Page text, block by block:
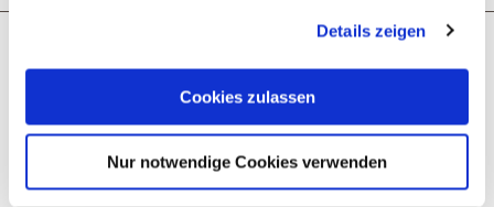
Cookies, wenn Sie unsere Webseite weiterhin nutzen.
Details zeigen
Cookies zulassen
Nur notwendige Cookies verwenden © Godehard Juraschek